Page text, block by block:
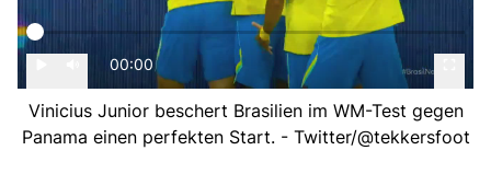
00:00
Vinicius Junior beschert Brasilien im WM-Test gegen
Panama einen perfekten Start. - Twitter/@tekkersfoot